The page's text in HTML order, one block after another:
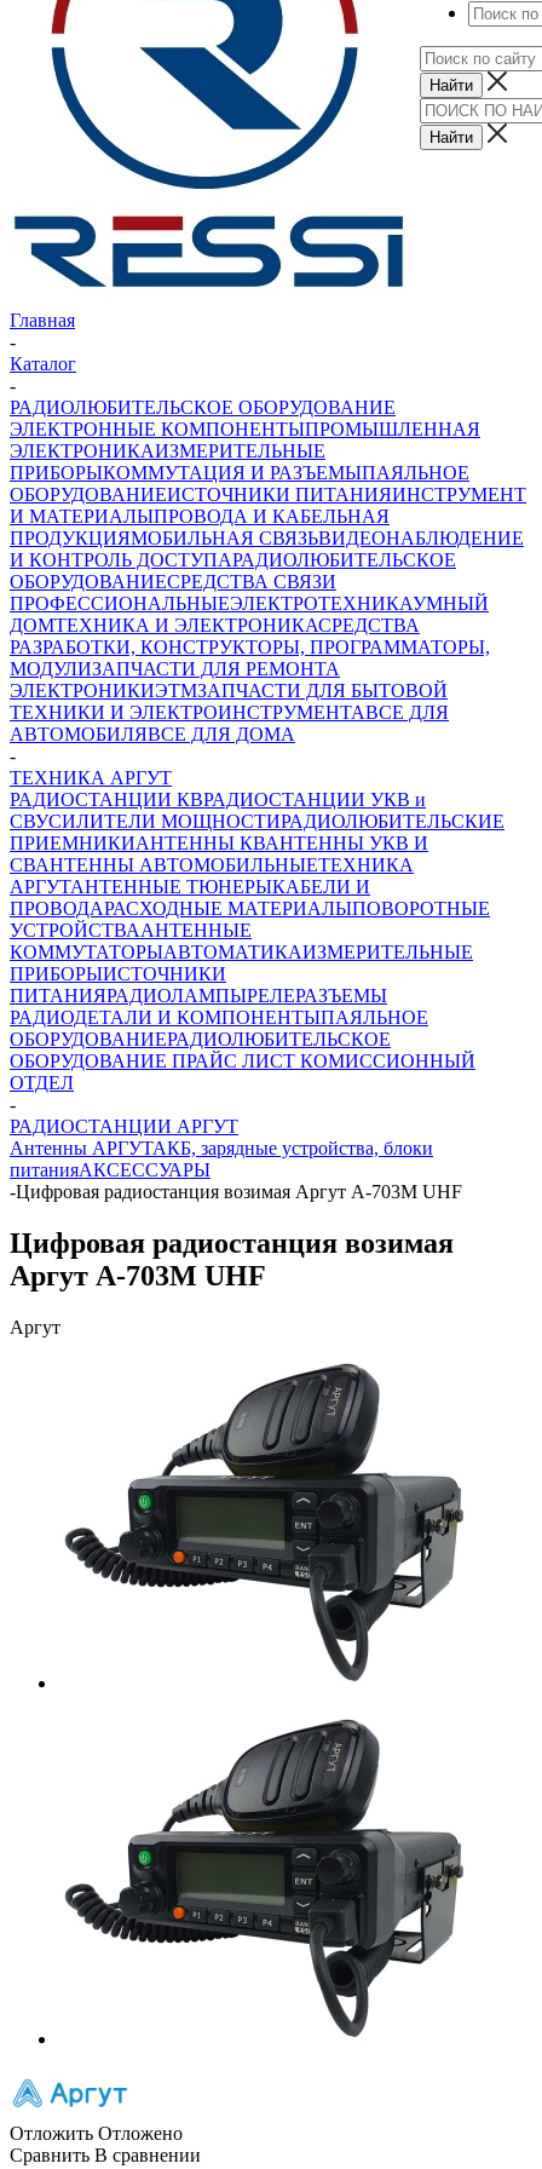
Главная
-
Каталог
-
РАДИОЛЮБИТЕЛЬСКОЕ ОБОРУДОВАНИЕ
ЭЛЕКТРОННЫЕ КОМПОНЕНТЫПРОМЫШЛЕННАЯ
ЭЛЕКТРОНИКАИЗМЕРИТЕЛЬНЫЕ
ПРИБОРЫКОММУТАЦИЯ И РАЗЪЕМЫПАЯЛЬНОЕ
ОБОРУДОВАНИЕИСТОЧНИКИ ПИТАНИЯИНСТРУМЕНТ
И МАТЕРИАЛЫПРОВОДА И КАБЕЛЬНАЯ
ПРОДУКЦИЯМОБИЛЬНАЯ СВЯЗЬВИДЕОНАБЛЮДЕНИЕ
И КОНТРОЛЬ ДОСТУПАРАДИОЛЮБИТЕЛЬСКОЕ
ОБОРУДОВАНИЕСРЕДСТВА СВЯЗИ
ПРОФЕССИОНАЛЬНЫЕЭЛЕКТРОТЕХНИКАУМНЫЙ
ДОМТЕХНИКА И ЭЛЕКТРОНИКАСРЕДСТВА
РАЗРАБОТКИ, КОНСТРУКТОРЫ, ПРОГРАММАТОРЫ,
МОДУЛИЗАПЧАСТИ ДЛЯ РЕМОНТА
ЭЛЕКТРОНИКИЭТМЗАПЧАСТИ ДЛЯ БЫТОВОЙ
ТЕХНИКИ И ЭЛЕКТРОИНСТРУМЕНТАВСЕ ДЛЯ
АВТОМОБИЛЯВСЕ ДЛЯ ДОМА
-
ТЕХНИКА АРГУТ
РАДИОСТАНЦИИ КВРАДИОСТАНЦИИ УКВ и
СВУСИЛИТЕЛИ МОЩНОСТИРАДИОЛЮБИТЕЛЬСКИЕ
ПРИЕМНИКИАНТЕННЫ КВАНТЕННЫ УКВ И
СВАНТЕННЫ АВТОМОБИЛЬНЫЕТЕХНИКА
АРГУТАНТЕННЫЕ ТЮНЕРЫКАБЕЛИ И
ПРОВОДАРАСХОДНЫЕ МАТЕРИАЛЫПОВОРОТНЫЕ
УСТРОЙСТВААНТЕННЫЕ
КОММУТАТОРЫАВТОМАТИКАИЗМЕРИТЕЛЬНЫЕ
ПРИБОРЫИСТОЧНИКИ
ПИТАНИЯРАДИОЛАМПЫРЕЛЕРАЗЪЕМЫ
РАДИОДЕТАЛИ И КОМПОНЕНТЫПАЯЛЬНОЕ
ОБОРУДОВАНИЕРАДИОЛЮБИТЕЛЬСКОЕ
ОБОРУДОВАНИЕ ПРАЙС ЛИСТ КОМИССИОННЫЙ
ОТДЕЛ
-
РАДИОСТАНЦИИ АРГУТ
Антенны АРГУТАКБ, зарядные устройства, блоки
питанияАКСЕССУАРЫ
-Цифровая радиостанция возимая Аргут А-703М UHF
Цифровая радиостанция возимая
Аргут А-703М UHF
Аргут
Отложить Отложено
Сравнить В сравнении